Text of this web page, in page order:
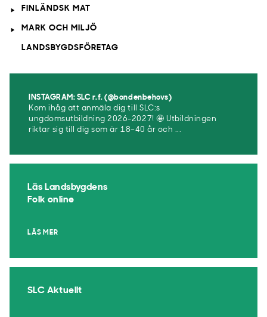
FINLÄNDSK MAT
MARK OCH MILJÖ
LANDSBYGDSFÖRETAG
INSTAGRAM: SLC r.f. (@bondenbehovs)
Kom ihåg att anmäla dig till SLC:s
ungdomsutbildning 2026-2027! 🤩 Utbildningen
riktar sig till dig som är 18–40 år och ...
Läs Landsbygdens
Folk online
LÄS MER
SLC Aktuellt